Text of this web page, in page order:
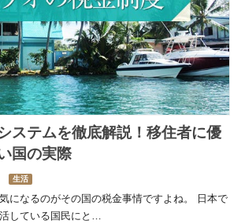
ステムを徹底解説！移住者に優
国の実際
生活
になるのがその国の税金事情ですよね。 日本で
している国民にと